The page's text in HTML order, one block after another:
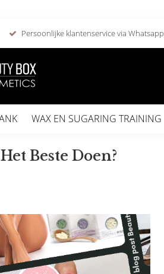
Persoonlijke klantenservice via Whatsapp
WAX EN SUGARING TRAINING
Beste Doen?